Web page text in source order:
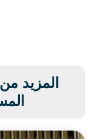
المزيد